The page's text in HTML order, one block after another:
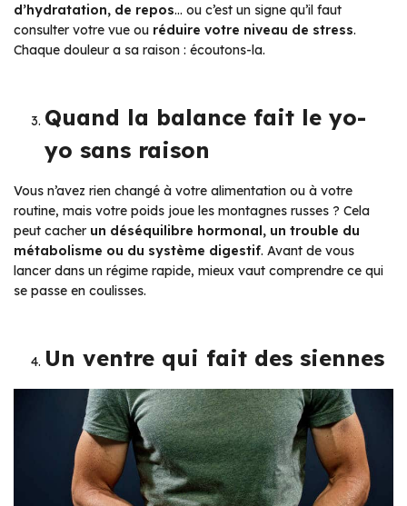
d’hydratation, de repos… ou c’est un signe qu’il faut
consulter votre vue ou réduire votre niveau de stress.
Chaque douleur a sa raison : écoutons-la.
Quand la balance fait le yo-
yo sans raison
Vous n’avez rien changé à votre alimentation ou à votre
routine, mais votre poids joue les montagnes russes ? Cela
peut cacher un déséquilibre hormonal, un trouble du
métabolisme ou du système digestif. Avant de vous
lancer dans un régime rapide, mieux vaut comprendre ce qui
se passe en coulisses.
Un ventre qui fait des siennes